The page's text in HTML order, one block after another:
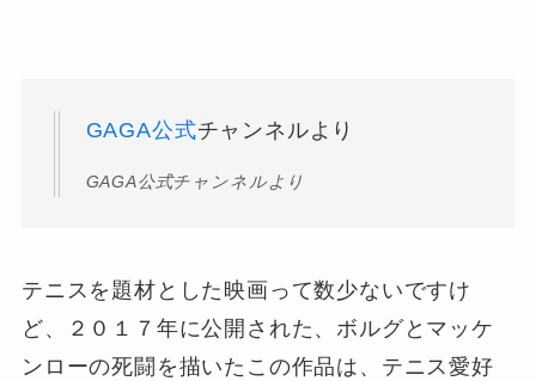
GAGA公式チャンネルより
GAGA公式チャンネルより
テニスを題材とした映画って数少ないですけ
ど、２０１７年に公開された、ボルグとマッケ
ンローの死闘を描いたこの作品は、テニス愛好